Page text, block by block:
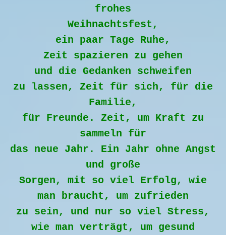
frohes
Weihnachtsfest,
ein paar Tage Ruhe,
Zeit spazieren zu gehen
und die Gedanken schweifen
zu lassen, Zeit für sich, für die
Familie,
für Freunde. Zeit, um Kraft zu
sammeln für
das neue Jahr. Ein Jahr ohne Angst
und große
Sorgen, mit so viel Erfolg, wie
man braucht, um zufrieden
zu sein, und nur so viel Stress,
wie man verträgt, um gesund